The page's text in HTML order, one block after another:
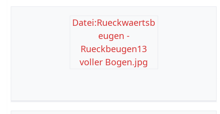
Datei:Rueckwaertsb
eugen -
Rueckbeugen13
voller Bogen.jpg